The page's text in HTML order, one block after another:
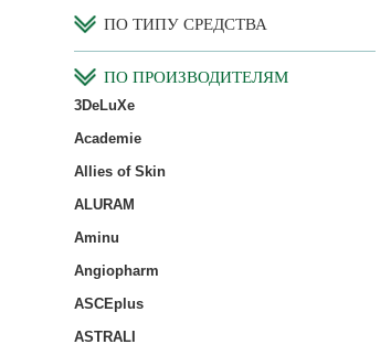
ПО ТИПУ СРЕДСТВА
ПО ПРОИЗВОДИТЕЛЯМ
3DeLuXe
Academie
Allies of Skin
ALURAM
Aminu
Angiopharm
ASCEplus
ASTRALI